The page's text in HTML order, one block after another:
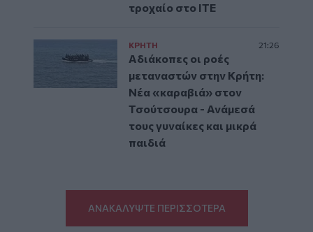
τροχαίο στο ΙΤΕ
ΚΡΗΤΗ 21:26
Αδιάκοπες οι ροές
μεταναστών στην Κρήτη:
Νέα «καραβιά» στον
Τσούτσουρα - Ανάμεσά
τους γυναίκες και μικρά
παιδιά
ΑΝΑΚΑΛΥΨΤΕ ΠΕΡΙΣΣΟΤΕΡΑ